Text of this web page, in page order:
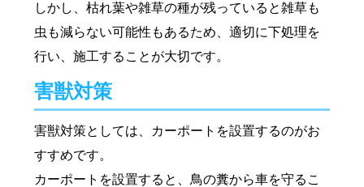
しかし、枯れ葉や雑草の種が残っていると雑草も
虫も減らない可能性もあるため、適切に下処理を
行い、施工することが大切です。
害獣対策
害獣対策としては、カーポートを設置するのがお
すすめです。
カーポートを設置すると、鳥の糞から車を守るこ